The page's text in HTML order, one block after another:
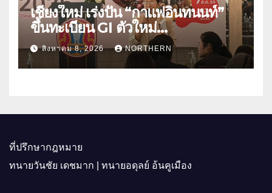
เชียงใหม่ เร่งปั้น “กาแฟอินทนนท์”
ขึ้นทะเบียน GI ตัวใหม่
“CHIANGMAI GI NEXT 2026”
ติดอาวุธผู้ประกอบการ 100 ราย ดัน
สินค้าอัตลักษณ์สู่ตลาดพรีเมียม
สิงหาคม 8, 2026 NORTHERN
ที่ปรึกษากฎหมาย
ทนายวันชัย เดชมาก | ทนายอดุลย์ อ้นคูเมือง